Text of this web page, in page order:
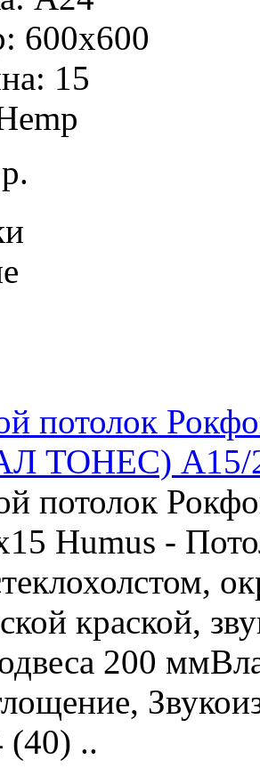
600x600
15
потолок
ТОНЕС) А15/
потолок
Humus -
краской,
200
(40) ..